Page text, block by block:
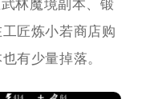
林魔境副本、锻
匠炼小若商店购
有少量掉落。